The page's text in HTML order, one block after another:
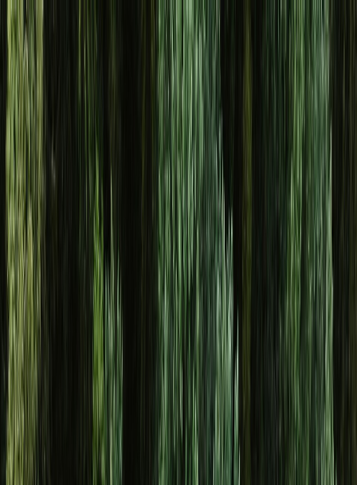
Osta auto
Myy autosi
Miksi carstore
Carstore EU
Näytä kaikki autot
Näytä kaikki autot